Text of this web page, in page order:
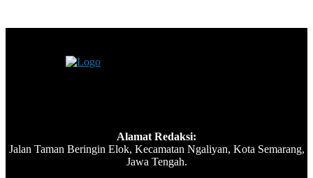
Alamat Redaksi:
Jalan Taman Beringin Elok, Kecamatan Ngaliyan, Kota Semarang,
Jawa Tengah.